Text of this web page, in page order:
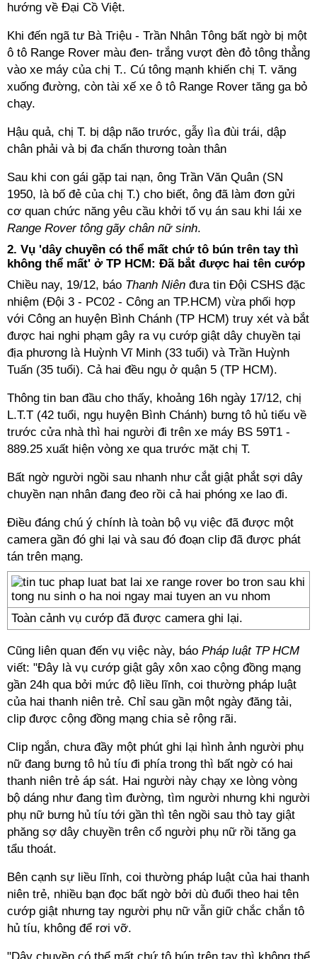
hướng về Đại Cồ Việt.
Khi đến ngã tư Bà Triệu - Trần Nhân Tông bất ngờ bị một
ô tô Range Rover màu đen- trắng vượt đèn đỏ tông thẳng
vào xe máy của chị T.. Cú tông mạnh khiến chị T. văng
xuống đường, còn tài xế xe ô tô Range Rover tăng ga bỏ
chạy.
Hậu quả, chị T. bị dập não trước, gẫy lìa đùi trái, dập
chân phải và bị đa chấn thương toàn thân
Sau khi con gái gặp tai nạn, ông Trần Văn Quân (SN
1950, là bố đẻ của chị T.) cho biết, ông đã làm đơn gửi
cơ quan chức năng yêu cầu khởi tố vụ án sau khi lái xe
Range Rover tông gãy chân nữ sinh.
2. Vụ 'dây chuyền có thể mất chứ tô bún trên tay thì
không thể mất' ở TP HCM: Đã bắt được hai tên cướp
Chiều nay, 19/12, báo Thanh Niên đưa tin Đội CSHS đặc
nhiệm (Đội 3 - PC02 - Công an TP.HCM) vừa phối hợp
với Công an huyện Bình Chánh (TP HCM) truy xét và bắt
được hai nghi phạm gây ra vụ cướp giật dây chuyền tại
địa phương là Huỳnh Vĩ Minh (33 tuổi) và Trần Huỳnh
Tuấn (35 tuổi). Cả hai đều ngụ ở quận 5 (TP HCM).
Thông tin ban đầu cho thấy, khoảng 16h ngày 17/12, chị
L.T.T (42 tuổi, ngụ huyện Bình Chánh) bưng tô hủ tiếu về
trước cửa nhà thì hai người đi trên xe máy BS 59T1 -
889.25 xuất hiện vòng xe qua trước mặt chị T.
Bất ngờ người ngồi sau nhanh như cắt giật phắt sợi dây
chuyền nạn nhân đang đeo rồi cả hai phóng xe lao đi.
Điều đáng chú ý chính là toàn bộ vụ việc đã được một
camera gần đó ghi lại và sau đó đoạn clip đã được phát
tán trên mạng.
Toàn cảnh vụ cướp đã được camera ghi lại.
Cũng liên quan đến vụ việc này, báo Pháp luật TP HCM
viết: "Đây là vụ cướp giật gây xôn xao cộng đồng mạng
gần 24h qua bởi mức độ liều lĩnh, coi thường pháp luật
của hai thanh niên trẻ. Chỉ sau gần một ngày đăng tải,
clip được cộng đồng mạng chia sẻ rộng rãi.
Clip ngắn, chưa đầy một phút ghi lại hình ảnh người phụ
nữ đang bưng tô hủ tíu đi phía trong thì bất ngờ có hai
thanh niên trẻ áp sát. Hai người này chạy xe lòng vòng
bộ dáng như đang tìm đường, tìm người nhưng khi người
phụ nữ bưng hủ tíu tới gần thì tên ngồi sau thò tay giật
phăng sợ dây chuyền trên cổ người phụ nữ rồi tăng ga
tẩu thoát.
Bên cạnh sự liều lĩnh, coi thường pháp luật của hai thanh
niên trẻ, nhiều bạn đọc bất ngờ bởi dù đuổi theo hai tên
cướp giật nhưng tay người phụ nữ vẫn giữ chắc chắn tô
hủ tíu, không để rơi vỡ.